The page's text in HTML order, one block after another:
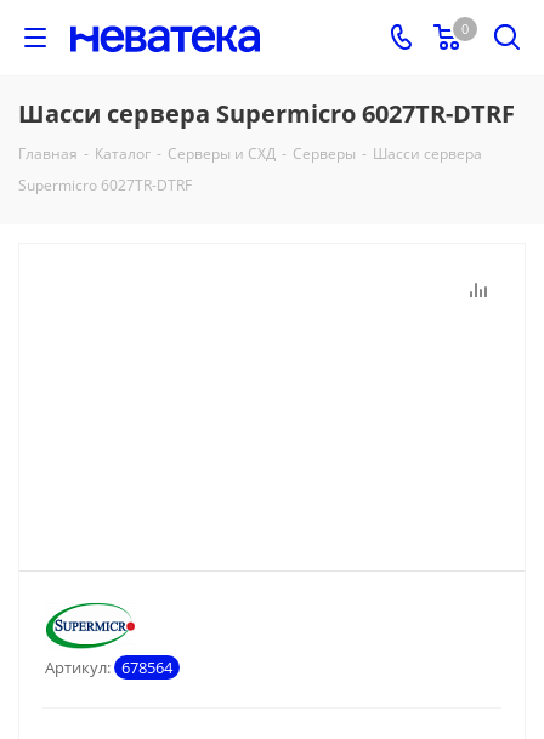
0
Шасси сервера Supermicro 6027TR-DTRF
Главная - Каталог - Серверы и СХД - Серверы - Шасси сервера
Supermicro 6027TR-DTRF
Артикул: 678564